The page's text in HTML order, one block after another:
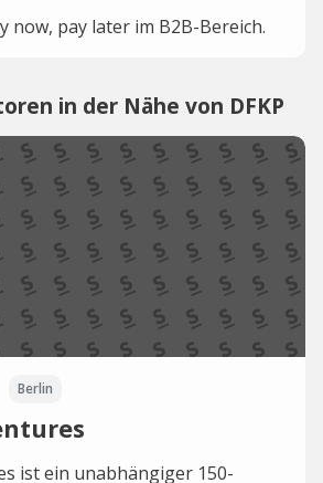
now, pay later im B2B-Bereich.
in der Nähe von DFKP
Berlin
ist ein unabhängiger 150-